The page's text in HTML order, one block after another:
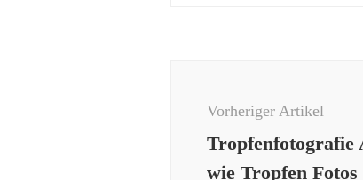
Vorheriger Artikel
Tropfenfotografie
wie Tropfen Fotos